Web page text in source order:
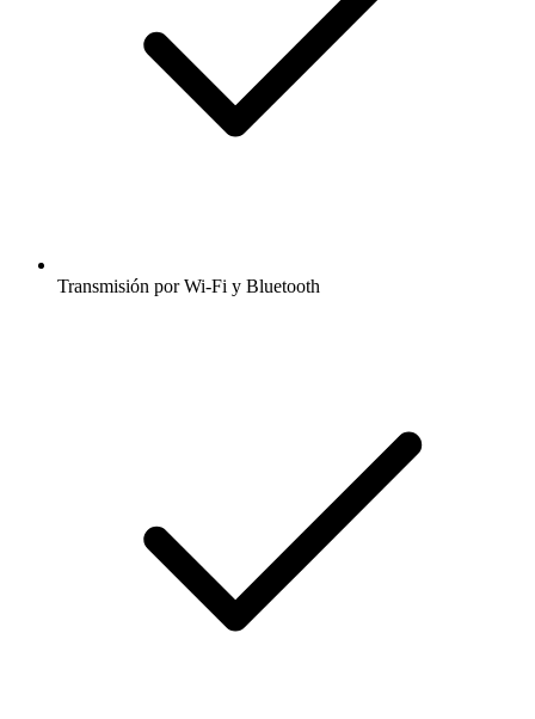
Transmisión por Wi-Fi y Bluetooth